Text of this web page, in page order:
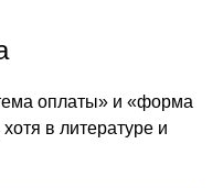
оплаты» и «форма
в литературе и